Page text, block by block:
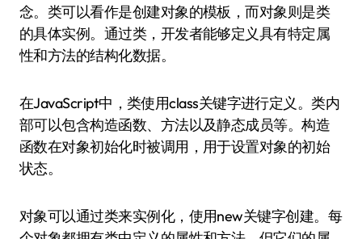
念。类可以看作是创建对象的模板，而对象则是类
的具体实例。通过类，开发者能够定义具有特定属
性和方法的结构化数据。
在JavaScript中，类使用class关键字进行定义。类内
部可以包含构造函数、方法以及静态成员等。构造
函数在对象初始化时被调用，用于设置对象的初始
状态。
对象可以通过类来实例化，使用new关键字创建。每